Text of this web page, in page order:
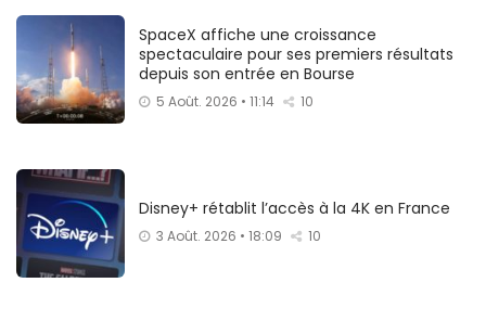
SpaceX affiche une croissance
spectaculaire pour ses premiers résultats
depuis son entrée en Bourse
5 Août. 2026 • 11:14 10
Disney+ rétablit l’accès à la 4K en France
3 Août. 2026 • 18:09 10